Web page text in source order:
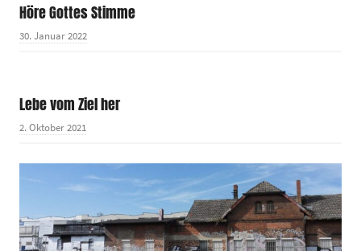
Höre Gottes Stimme
30. Januar 2022
Lebe vom Ziel her
2. Oktober 2021